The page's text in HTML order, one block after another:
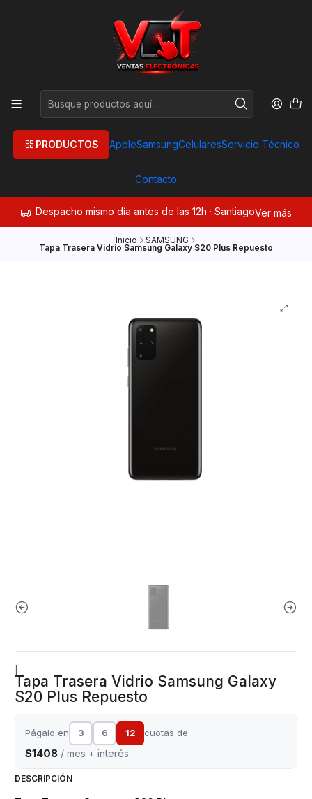
PRODUCTOS AppleSamsungCelularesServicio Técnico
Contacto
Despacho mismo día antes de las 12h · SantiagoVer más
Inicio SAMSUNG
Tapa Trasera Vidrio Samsung Galaxy S20 Plus Repuesto
Tapa Trasera Vidrio Samsung Galaxy
S20 Plus Repuesto
Págalo en 3 6 12 cuotas de
$1408 / mes + interés
DESCRIPCIÓN